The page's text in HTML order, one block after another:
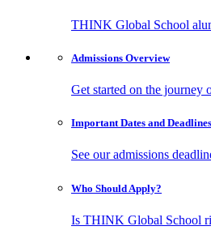
THINK Global School
Admissions Overview
Get started on the journey
Important Dates and Deadlines
See our admissions
Who Should Apply?
Is THINK Global School